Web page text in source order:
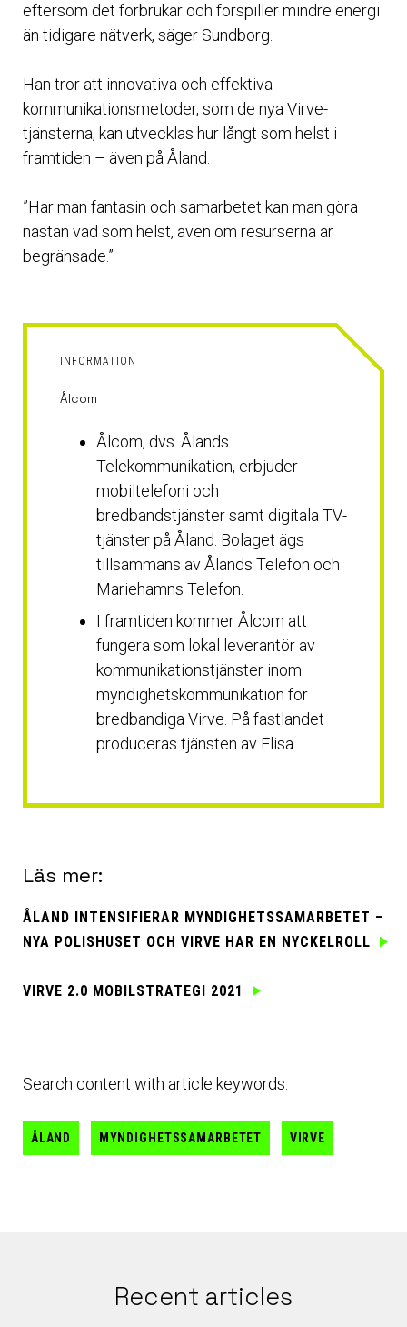
eftersom det förbrukar och förspiller mindre energi
än tidigare nätverk, säger Sundborg.
Han tror att innovativa och effektiva
kommunikationsmetoder, som de nya Virve-
tjänsterna, kan utvecklas hur långt som helst i
framtiden – även på Åland.
”Har man fantasin och samarbetet kan man göra
nästan vad som helst, även om resurserna är
begränsade.”
INFORMATION
Ålcom
Ålcom, dvs. Ålands
Telekommunikation, erbjuder
mobiltelefoni och
bredbandstjänster samt digitala TV-
tjänster på Åland. Bolaget ägs
tillsammans av Ålands Telefon och
Mariehamns Telefon.
I framtiden kommer Ålcom att
fungera som lokal leverantör av
kommunikationstjänster inom
myndighetskommunikation för
bredbandiga Virve. På fastlandet
produceras tjänsten av Elisa.
Läs mer:
ÅLAND INTENSIFIERAR MYNDIGHETSSAMARBETET –
NYA POLISHUSET OCH VIRVE HAR EN NYCKELROLL
VIRVE 2.0 MOBILSTRATEGI 2021
Search content with article keywords:
ÅLAND MYNDIGHETSSAMARBETET VIRVE
Recent articles